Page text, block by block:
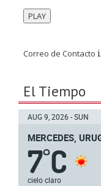
PLAY
Correo de Contacto
El Tiempo
AUG 9, 2026 - SUN
MERCEDES,
7°C
cielo claro